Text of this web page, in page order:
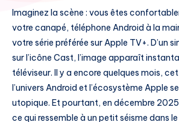
Imaginez la scène : vous êtes
votre canapé, téléphone Android à la
votre série préférée sur Apple TV+. D’un
sur l’icône Cast, l’image apparaît
téléviseur. Il y a encore quelques mois,
l’univers Android et l’écosystème Apple
utopique. Et pourtant, en décembre
ce qui ressemble à un petit séisme dans